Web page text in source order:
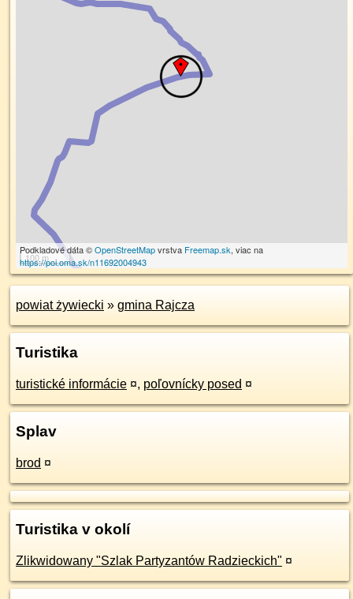
100 m
Podkladové dáta ©OpenStreetMapvrstva Freemap.sk, viac na
https://poi.oma.sk/n11692004943
powiat żywiecki » gmina Rajcza
Turistika
turistické informácie ¤, poľovnícky posed ¤
Splav
brod ¤
Turistika v okolí
Zlikwidowany "Szlak Partyzantów Radzieckich" ¤